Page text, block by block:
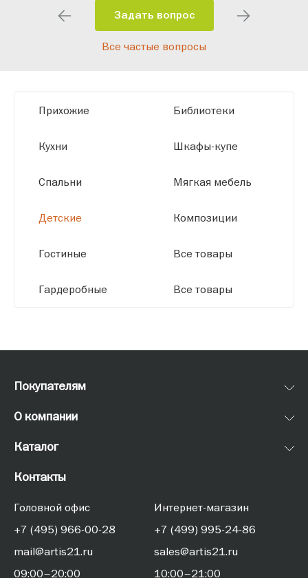
помещения и личные пожелания.
Благодаря современному
высокотехнологичному оборудованию
размерам.
Задать вопрос
Все частые вопросы
Прихожие
Кухни
Спальни
Детские
Гостиные
Гардеробные
Библиотеки
Шкафы-купе
Мягкая мебель
Композиции
Все товары
Все товары
Покупателям
О компании
Каталог
Контакты
Головной офис
+7 (495) 966-00-28
mail@artis21.ru
09:00–20:00
Интернет-магазин
+7 (499) 995-24-86
sales@artis21.ru
10:00–21:00